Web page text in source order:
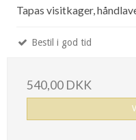
Tapas visitkager,
Bestil i god tid
540,00 DKK